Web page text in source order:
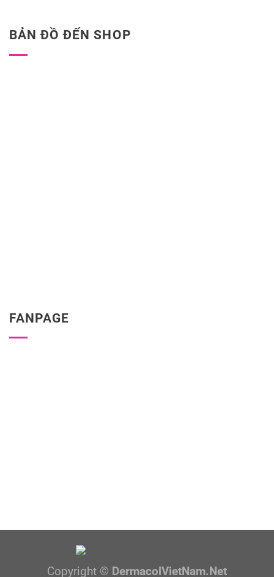
BẢN ĐỒ ĐẾN SHOP
FANPAGE
Copyright © DermacolVietNam.Net